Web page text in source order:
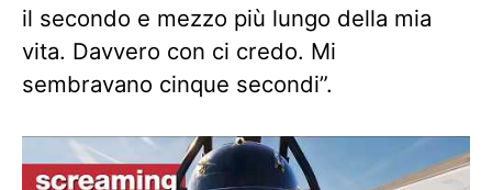
il secondo e mezzo più lungo della mia
vita. Davvero con ci credo. Mi
sembravano cinque secondi”.